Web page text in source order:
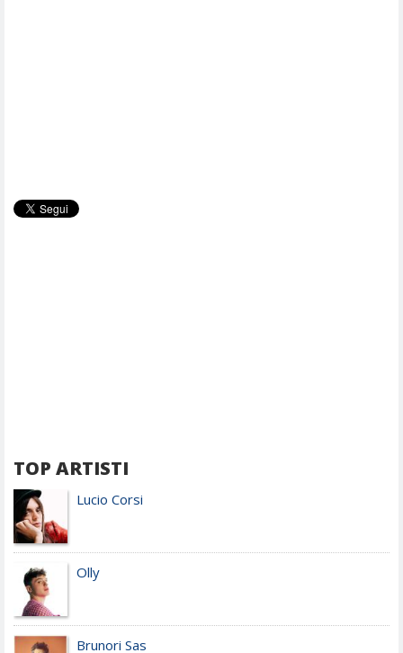
TOP ARTISTI
Lucio Corsi
Olly
Brunori Sas